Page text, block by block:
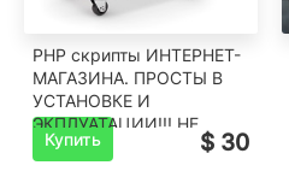
PHP скрипты ИНТЕРНЕТ-
МАГАЗИНА. ПРОСТЫ В
УСТАНОВКЕ И
ЭКПЛУАТАЦИИ!!! НЕ
ДОРОГО
Купить $ 30